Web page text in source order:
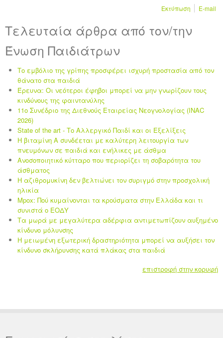
Εκτύπωση E-mail
Τελευταία άρθρα από τον/την
Ένωση Παιδιάτρων
Το εμβόλιο της γρίπης προσφέρει ισχυρή προστασία από τον
θάνατο στα παιδιά
Έρευνα: Οι νεότεροι έφηβοι μπορεί να μην γνωρίζουν τους
κινδύνους της φαιντανύλης
11ο Συνέδριο της Διεθνούς Εταιρείας Νεογνολογίας (INAC
2026)
State of the art - Το Αλλεργικό Παιδί και οι Eξελίξεις
Η βιταμίνη Α συνδέεται με καλύτερη λειτουργία των
πνευμόνων σε παιδιά και ενήλικες με άσθμα
Ανοσοποιητικό κύτταρο που περιορίζει τη σοβαρότητα του
άσθματος
Η αζιθρομυκίνη δεν βελτιώνει τον συριγμό στην προσχολική
ηλικία
Mpox: Πού κυμαίνονται τα κρούσματα στην Ελλάδα και τι
συνιστά ο ΕΟΔΥ
Τα μωρά με μεγαλύτερα αδέρφια αντιμετωπίζουν αυξημένο
κίνδυνο μόλυνσης
Η μειωμένη εξωτερική δραστηριότητα μπορεί να αυξήσει τον
κίνδυνο σκλήρυνσης κατά πλάκας στα παιδιά
επιστροφή στην κορυφή